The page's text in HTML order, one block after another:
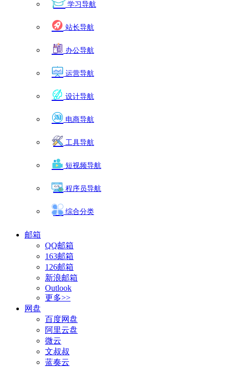
学习导航
站长导航
办公导航
运营导航
设计导航
电商导航
工具导航
短视频导航
程序员导航
综合分类
邮箱
QQ邮箱
163邮箱
126邮箱
新浪邮箱
Outlook
更多>>
网盘
百度网盘
阿里云盘
微云
文叔叔
蓝奏云